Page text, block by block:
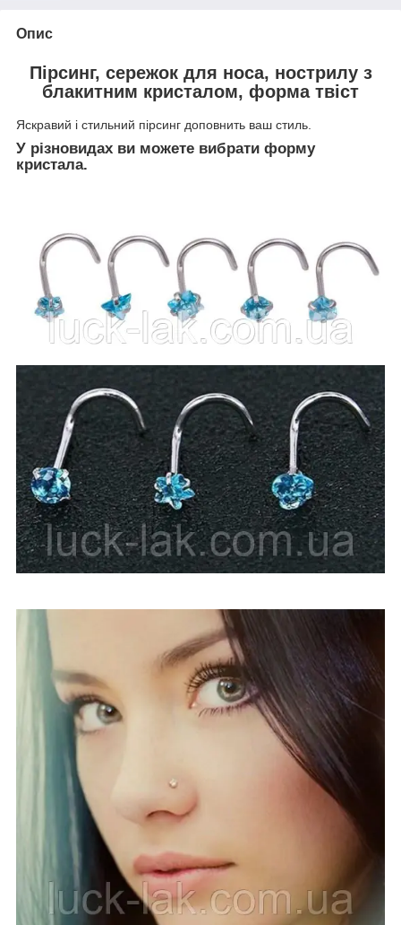
Опис
Пірсинг, сережок для носа, нострилу з
блакитним кристалом, форма твіст
Яскравий і стильний пірсинг доповнить ваш стиль.
У різновидах ви можете вибрати форму
кристала.